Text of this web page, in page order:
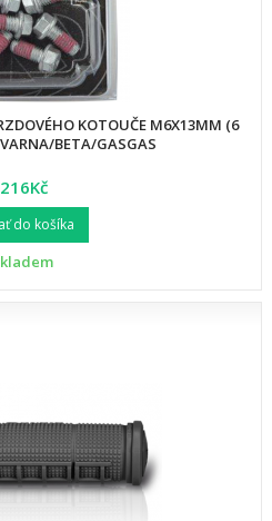
KOTOUČE M6X13MM (6
BETA/GASGAS
216Kč
do košíka